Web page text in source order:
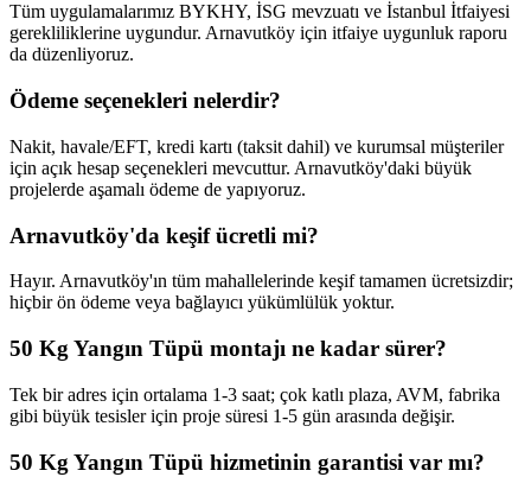
Tüm uygulamalarımız BYKHY, İSG mevzuatı ve İstanbul İtfaiyesi
gerekliliklerine uygundur. Arnavutköy için itfaiye uygunluk raporu
da düzenliyoruz.
Ödeme seçenekleri nelerdir?
Nakit, havale/EFT, kredi kartı (taksit dahil) ve kurumsal müşteriler
için açık hesap seçenekleri mevcuttur. Arnavutköy'daki büyük
projelerde aşamalı ödeme de yapıyoruz.
Arnavutköy'da keşif ücretli mi?
Hayır. Arnavutköy'ın tüm mahallelerinde keşif tamamen ücretsizdir;
hiçbir ön ödeme veya bağlayıcı yükümlülük yoktur.
50 Kg Yangın Tüpü montajı ne kadar sürer?
Tek bir adres için ortalama 1-3 saat; çok katlı plaza, AVM, fabrika
gibi büyük tesisler için proje süresi 1-5 gün arasında değişir.
50 Kg Yangın Tüpü hizmetinin garantisi var mı?